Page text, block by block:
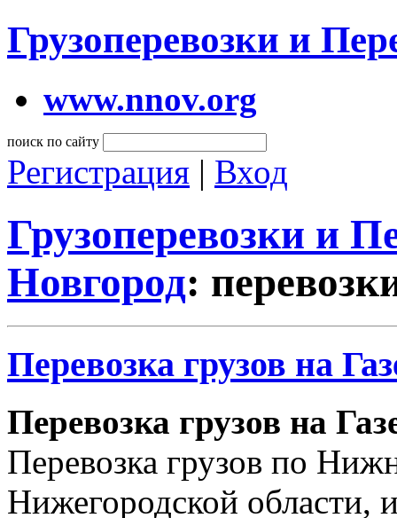
Грузоперевозки и
www.nnov.org
поиск по сайту
Регистрация | Вход
Грузоперевозки и
Новгород:
Перевозка грузов на
Перевозка грузов на
Перевозка грузов по
Нижегородской области,